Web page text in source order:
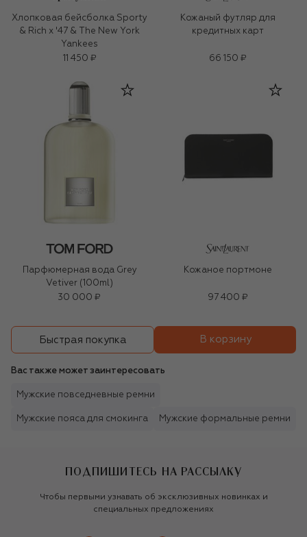
Хлопковая бейсболка Sporty
& Rich x '47 & The New York
Yankees
11 450 ₽
Кожаный футляр для
кредитных карт
66 150 ₽
Парфюмерная вода Grey
Vetiver (100ml)
30 000 ₽
Кожаное портмоне
97 400 ₽
Быстрая покупка В корзину
Вас также может заинтересовать
Мужские повседневные ремни
Мужские пояса для смокинга Мужские формальные ремни
ПОДПИШИТЕСЬ НА РАССЫЛКУ
Чтобы первыми узнавать об эксклюзивных новинках и
специальных предложениях